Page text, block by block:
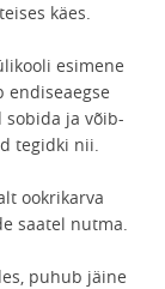
käes.
esimene
sobida ja võib-
tegidki nii.
ookrikarva
saatel nutma.
puhub jäine